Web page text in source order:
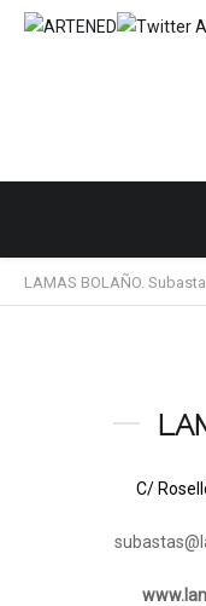
LAMAS BOLAÑO.
C/